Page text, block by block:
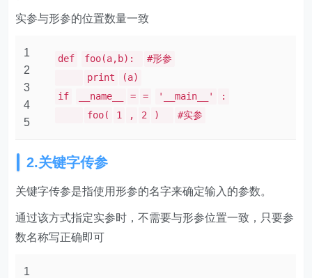
实参与形参的位置数量一致
1
2
3
4
5
def foo(a,b):
#形参
print
(a)
if
__name__ = = '__main__'
:
foo(
1 , 2 ) #实参
2.关键字传参
关键字传参是指使用形参的名字来确定输入的参数。
通过该方式指定实参时，不需要与形参位置一致，只要参
数名称写正确即可
1